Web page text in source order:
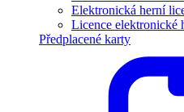
Elektronická herní
Licence elektronické
Předplacené karty